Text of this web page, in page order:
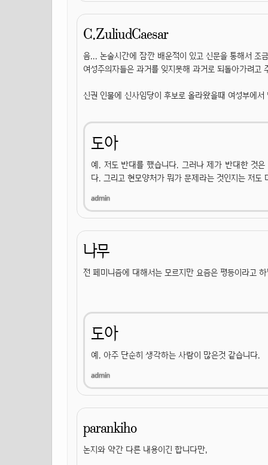
C.ZuliudCaesar
음... 논술시간에 잠깐 배운적이 있고 신문을 통해서 조
여성주의자들은 과거를 잊지못해 과거로 되돌아가려고
신권 인물에 신사임당이 후보로 올라왔을때 여성부에
도아
예. 저도 반대를 했습니다. 그러나 제가 반대한 것
다. 그리고 현모양처가 뭐가 문제라는 것인지는 저도
나무
전 페미니즘에 대해서는 모르지만 요즘은 평등이라고
도아
예. 아주 단순히 생각하는 사람이 많은것 같습니다.
parankiho
논지와 약간 다른 내용이긴 합니다만,